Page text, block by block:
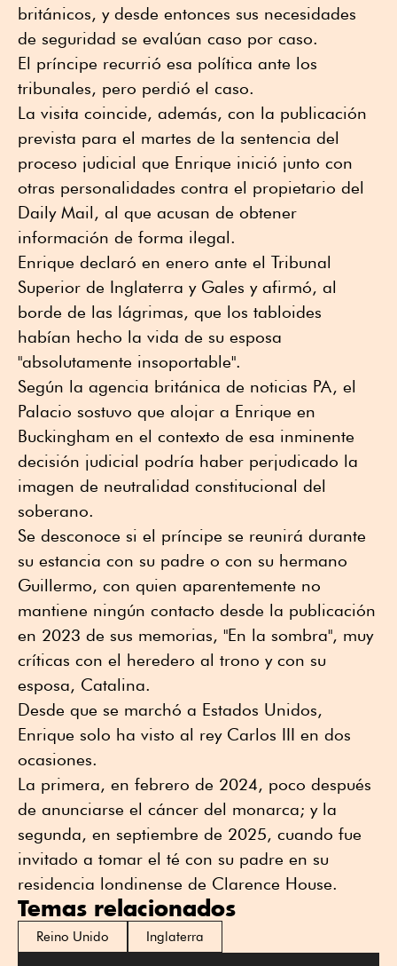
británicos, y desde entonces sus necesidades
de seguridad se evalúan caso por caso.
El príncipe recurrió esa política ante los
tribunales, pero perdió el caso.
La visita coincide, además, con la publicación
prevista para el martes de la sentencia del
proceso judicial que Enrique inició junto con
otras personalidades contra el propietario del
Daily Mail, al que acusan de obtener
información de forma ilegal.
Enrique declaró en enero ante el Tribunal
Superior de Inglaterra y Gales y afirmó, al
borde de las lágrimas, que los tabloides
habían hecho la vida de su esposa
"absolutamente insoportable".
Según la agencia británica de noticias PA, el
Palacio sostuvo que alojar a Enrique en
Buckingham en el contexto de esa inminente
decisión judicial podría haber perjudicado la
imagen de neutralidad constitucional del
soberano.
Se desconoce si el príncipe se reunirá durante
su estancia con su padre o con su hermano
Guillermo, con quien aparentemente no
mantiene ningún contacto desde la publicación
en 2023 de sus memorias, "En la sombra", muy
críticas con el heredero al trono y con su
esposa, Catalina.
Desde que se marchó a Estados Unidos,
Enrique solo ha visto al rey Carlos III en dos
ocasiones.
La primera, en febrero de 2024, poco después
de anunciarse el cáncer del monarca; y la
segunda, en septiembre de 2025, cuando fue
invitado a tomar el té con su padre en su
residencia londinense de Clarence House.
Temas relacionados
Reino Unido Inglaterra